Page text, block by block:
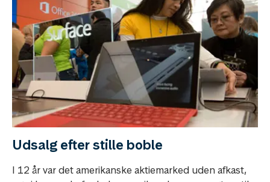
Udsalg efter stille boble
I 12 år var det amerikanske aktiemarked uden afkast,